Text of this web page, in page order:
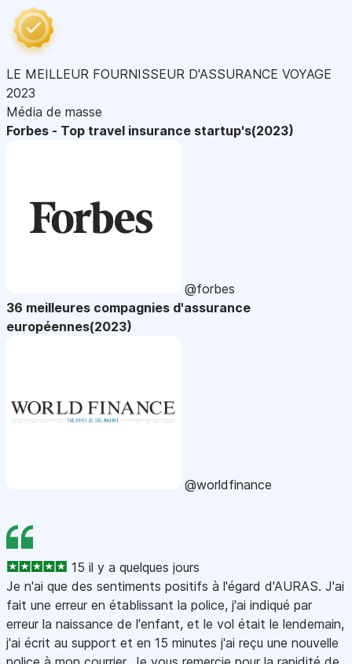
LE MEILLEUR FOURNISSEUR D'ASSURANCE VOYAGE
2023
Média de masse
Forbes - Top travel insurance startup's(2023)
@forbes
36 meilleures compagnies d'assurance
européennes(2023)
@worldfinance
15 il y a quelques jours
Je n'ai que des sentiments positifs à l'égard d'AURAS. J'ai
fait une erreur en établissant la police, j'ai indiqué par
erreur la naissance de l'enfant, et le vol était le lendemain,
j'ai écrit au support et en 15 minutes j'ai reçu une nouvelle